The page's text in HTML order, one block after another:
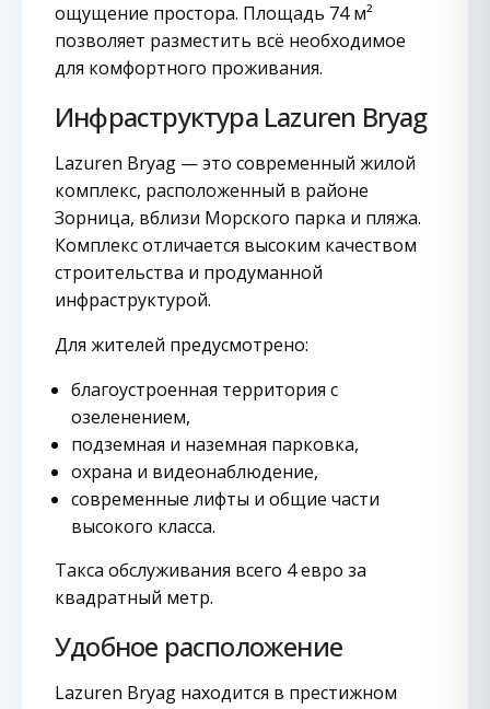
ощущение простора. Площадь 74 м²
позволяет разместить всё необходимое
для комфортного проживания.
Инфраструктура Lazuren Bryag
Lazuren Bryag — это современный жилой
комплекс, расположенный в районе
Зорница, вблизи Морского парка и пляжа.
Комплекс отличается высоким качеством
строительства и продуманной
инфраструктурой.
Для жителей предусмотрено:
благоустроенная территория с
озеленением,
подземная и наземная парковка,
охрана и видеонаблюдение,
современные лифты и общие части
высокого класса.
Такса обслуживания всего 4 евро за
квадратный метр.
Удобное расположение
Lazuren Bryag находится в престижном